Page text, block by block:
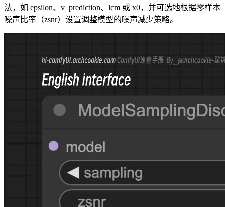
法，如 epsilon、v_prediction、lcm 或 x0，并可选地根据零样本
噪声比率（zsnr）设置调整模型的噪声减少策略。